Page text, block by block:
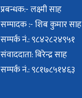
प्रबन्धक:- लक्ष्मी साह
सम्पादक :- शिब कुमार साह
सम्पर्क नं.: ९८४२८२४९५१
संवाददाता: बिरेन्द्र साह
सम्पर्क नं.: ९८१७८५१४६३